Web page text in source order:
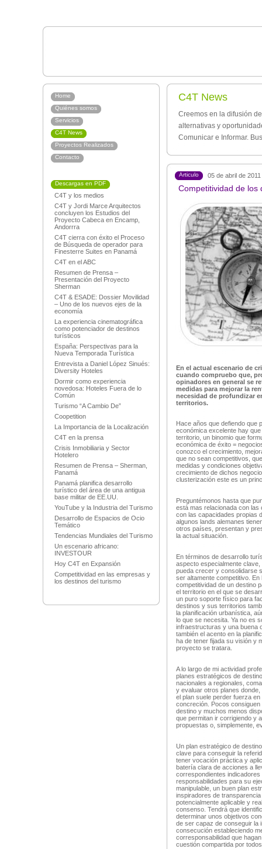
Home
Quiénes somos
Servicios
C4T News
Proyectos Realizados
Contacto
Descargas en PDF
C4T y los medios
C4T y Jordi Marce Arquitectos
concluyen los Estudios del
Proyecto Cabeca en Encamp,
Andorrra
C4T cierra con éxito el Proceso
de Búsqueda de operador para
Finesterre Suites en Panamá
C4T en el ABC
Resumen de Prensa –
Presentación del Proyecto
Sherman
C4T & ESADE: Dossier Movilidad
– Uno de los nuevos ejes de la
economía
La experiencia cinematográfica
como potenciador de destinos
turísticos
España: Perspectivas para la
Nueva Temporada Turística
Entrevista a Daniel López Sinués:
Diversity Hoteles
Dormir como experiencia
novedosa: Hoteles Fuera de lo
Común
Turismo “A Cambio De”
Coopetition
La Importancia de la Localización
C4T en la prensa
Crisis Inmobiliaria y Sector
Hotelero
Resumen de Prensa – Sherman,
Panamá
Panamá planifica desarrollo
turístico del área de una antigua
base militar de EE.UU.
YouTube y la Industria del Turismo
Desarrollo de Espacios de Ocio
Temático
Tendencias Mundiales del Turismo
Un escenario africano:
INVESTOUR
Hoy C4T en Expansión
Competitividad en las empresas y
los destinos del turismo
C4T News
Creemos en la difusión
alternativas y
Comunicar e Informar.
Articulo 05 de abril de 2011
Competitividad de los
En el actual escenario de
cuando compruebo que,
opinadores en general se
medidas para mejorar la
necesidad de profundizar
territorios.
Hace años que defiendo que
económica excelente hay
territorio, un binomio que
económica de éxito =
conozco el crecimiento,
que no sean competitivos,
medidas y condiciones
crecimiento de dichos
clusterización este es un
Preguntémonos hasta que
está mas relacionada con las
con las capacidades propias
algunos lands alemanes
otros países, presentan y
la actual situación.
En términos de desarrollo
aspecto especialmente
pueda crecer y consolidarse
ser altamente competitivo.
competitividad de un destino
el territorio en el que se
un puro soporte físico para
destinos y sus territorios
la planificación urbanística,
lo que se necesita. Ya no es
infraestructuras y una buena
también el acento en la
ha de tener fijada su visión y
proyecto se tratara.
A lo largo de mi actividad
planes estratégicos de
nacionales a regionales,
y evaluar otros planes
el plan suele perder fuerza
concreción. Pocos consiguen
destino y muchos menos
que permitan ir corrigiendo y
propuestas o, simplemente,
Un plan estratégico de
clave para conseguir la
tener vocación práctica y
batería clara de acciones a
correspondientes
responsabilidades para su
manipulable, un buen plan
inspiradores de
potencialmente aplicable y
consenso. Tendrá que
determinar unos objetivos
de ser capaz de conseguir la
consecución estableciendo
corresponsabilidad que
cuestión compartida por